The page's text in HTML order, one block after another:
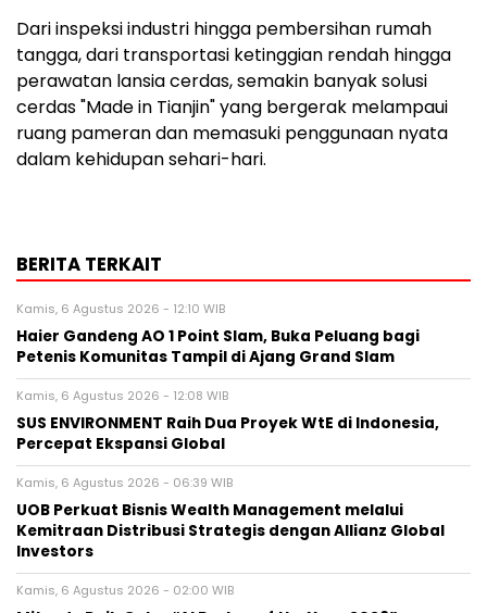
Dari inspeksi industri hingga pembersihan rumah
tangga, dari transportasi ketinggian rendah hingga
perawatan lansia cerdas, semakin banyak solusi
cerdas "Made in Tianjin" yang bergerak melampaui
ruang pameran dan memasuki penggunaan nyata
dalam kehidupan sehari-hari.
BERITA TERKAIT
Kamis, 6 Agustus 2026 - 12:10 WIB
Haier Gandeng AO 1 Point Slam, Buka Peluang bagi
Petenis Komunitas Tampil di Ajang Grand Slam
Kamis, 6 Agustus 2026 - 12:08 WIB
SUS ENVIRONMENT Raih Dua Proyek WtE di Indonesia,
Percepat Ekspansi Global
Kamis, 6 Agustus 2026 - 06:39 WIB
UOB Perkuat Bisnis Wealth Management melalui
Kemitraan Distribusi Strategis dengan Allianz Global
Investors
Kamis, 6 Agustus 2026 - 02:00 WIB